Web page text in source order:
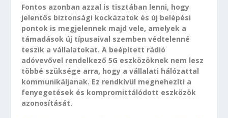
Fontos azonban azzal is tisztában lenni, hogy
jelentős biztonsági kockázatok és új belépési
pontok is megjelennek majd vele, amelyek a
támadások új típusaival szemben védtelenné
teszik a vállalatokat. A beépített rádió
adóvevővel rendelkező 5G eszközöknek nem lesz
többé szüksége arra, hogy a vállalati hálózattal
kommunikáljanak. Ez rendkívül megnehezíti a
fenyegetések és kompromittálódott eszközök
azonosítását.